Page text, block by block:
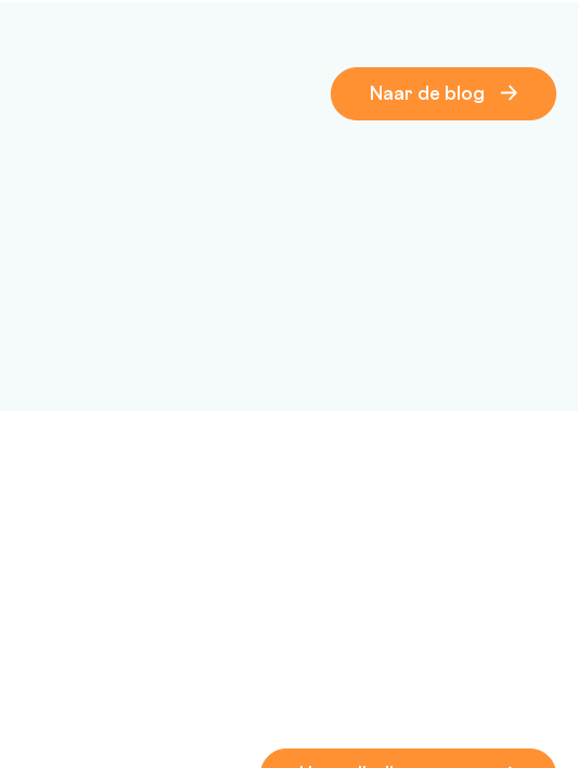
Naar de blog